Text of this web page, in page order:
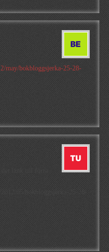
may/bokbloggsjerka-25-28-
05/bokbloggsjerka-25-28-